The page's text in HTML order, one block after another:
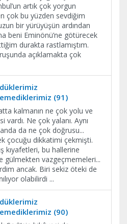
artık çok yorgun
çok bu yüzden sevdiğim
bir yürüyüşün ardından
beni Eminönü’ne götürecek
durakta rastlamıştım.
açıklamakta çok
(91)
kalmanın ne çok yolu ve
vardı. Ne çok yalanı. Aynı
da ne çok doğrusu...
çocuğu dikkatimi çekmişti.
kıyafetleri, bu hallerine
gülmekten vazgeçmemeleri...
ancak. Biri sekiz öteki de
olabilirdi ...
(90)